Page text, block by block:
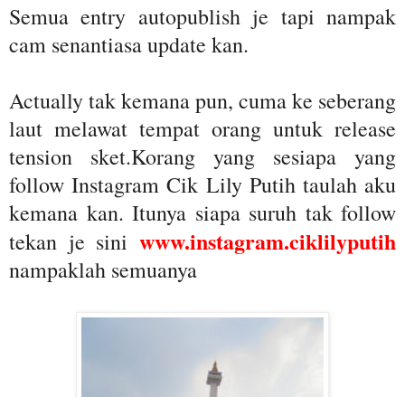
Semua entry autopublish je tapi nampak
cam senantiasa update kan.
Actually tak kemana pun, cuma ke seberang
laut melawat tempat orang untuk release
tension sket.Korang yang sesiapa yang
follow Instagram Cik Lily Putih taulah aku
kemana kan. Itunya siapa suruh tak follow
tekan je sini www.instagram.ciklilyputih
nampaklah semuanya